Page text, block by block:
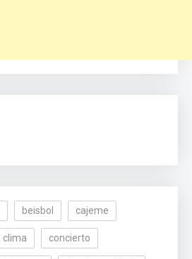
beisbol cajeme
clima concierto